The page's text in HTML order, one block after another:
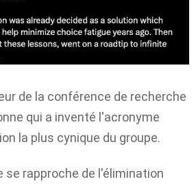
de la conférence de recherche
qui a inventé l'acronyme
la plus cynique du groupe.
se rapproche de l'élimination